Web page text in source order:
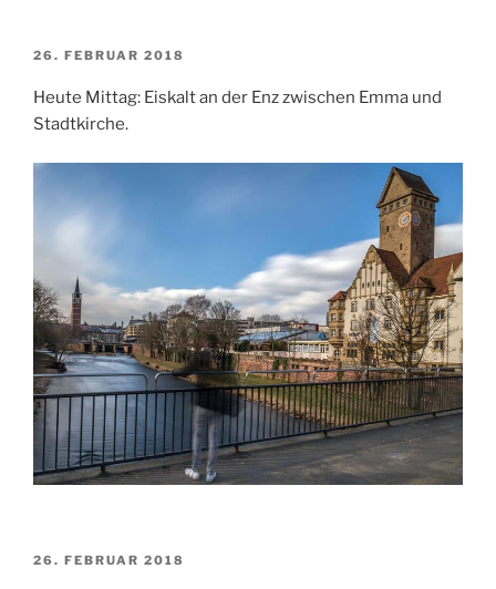
VERÖFFENTLICHT
26. FEBRUAR 2018
Heute Mittag: Eiskalt an der Enz zwischen Emma und
Stadtkirche.
VERÖFFENTLICHT
26. FEBRUAR 2018